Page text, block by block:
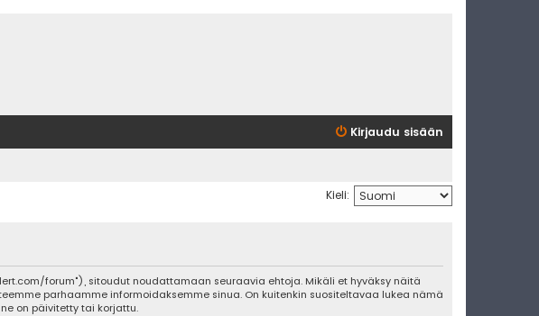
Kirjaudu sisään
Kieli:
forum"), sitoudut noudattamaan seuraavia ehtoja. Mikäli et hyväksy näitä
parhaamme informoidaksemme sinua. On kuitenkin suositeltavaa lukea nämä
on päivitetty tai korjattu.